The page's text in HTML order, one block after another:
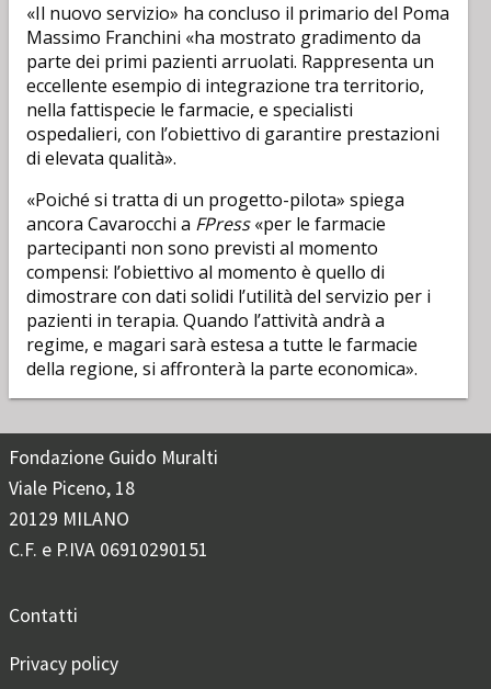
«Il nuovo servizio» ha concluso il primario del Poma
Massimo Franchini «ha mostrato gradimento da
parte dei primi pazienti arruolati. Rappresenta un
eccellente esempio di integrazione tra territorio,
nella fattispecie le farmacie, e specialisti
ospedalieri, con l’obiettivo di garantire prestazioni
di elevata qualità».
«Poiché si tratta di un progetto-pilota» spiega
ancora Cavarocchi a FPress«per le farmacie
partecipanti non sono previsti al momento
compensi: l’obiettivo al momento è quello di
dimostrare con dati solidi l’utilità del servizio per i
pazienti in terapia. Quando l’attività andrà a
regime, e magari sarà estesa a tutte le farmacie
della regione, si affronterà la parte economica».
Fondazione Guido Muralti
Viale Piceno, 18
20129 MILANO
C.F. e P.IVA 06910290151
Contatti
Privacy policy